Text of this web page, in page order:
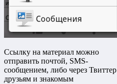
Ссылку на материал можно
отправить почтой, SMS-
сообщением, либо через Твиттер
друзьям и знакомым